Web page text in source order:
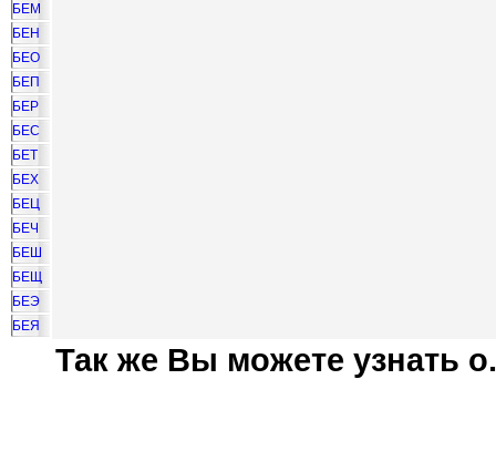
БЕМ
БЕН
БЕО
БЕП
БЕР
БЕС
БЕТ
БЕХ
БЕЦ
БЕЧ
БЕШ
БЕЩ
БЕЭ
БЕЯ
Так же Вы можете узнать